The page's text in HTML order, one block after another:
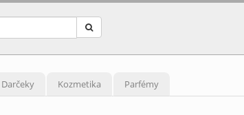
Darčeky Kozmetika Parfémy